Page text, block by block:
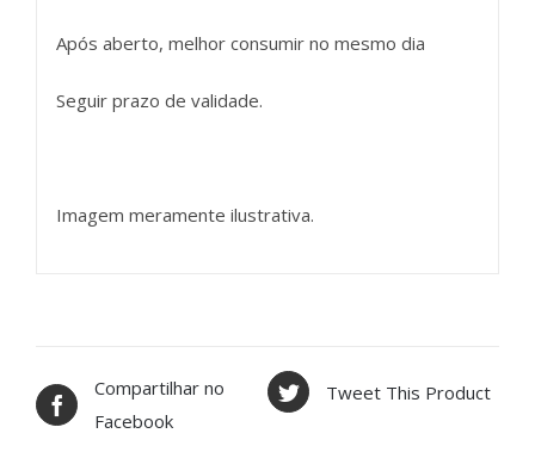
Após aberto, melhor consumir no mesmo dia
Seguir prazo de validade.
Imagem meramente ilustrativa.
Compartilhar no
Facebook
Tweet This Product